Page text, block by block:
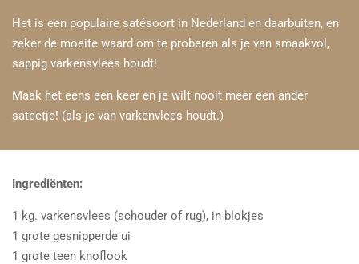
Het is een populaire satésoort in Nederland en daarbuiten, en
zeker de moeite waard om te proberen als je van smaakvol,
sappig varkensvlees houdt!
Maak het eens een keer en je wilt nooit meer een ander
sateetje! (als je van varkenvlees houdt.)
Ingrediënten:
1 kg. varkensvlees (schouder of rug), in blokjes
1 grote gesnipperde ui
1 grote teen knoflook